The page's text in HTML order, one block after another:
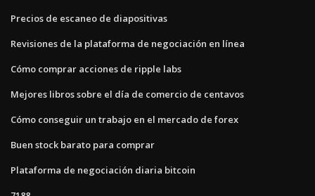
Precios de escaneo de diapositivas
Revisiones de la plataforma de negociación en línea
Cómo comprar acciones de ripple labs
Mejores libros sobre el día de comercio de centavos
Cómo conseguir un trabajo en el mercado de forex
Buen stock barato para comprar
Plataforma de negociación diaria bitcoin